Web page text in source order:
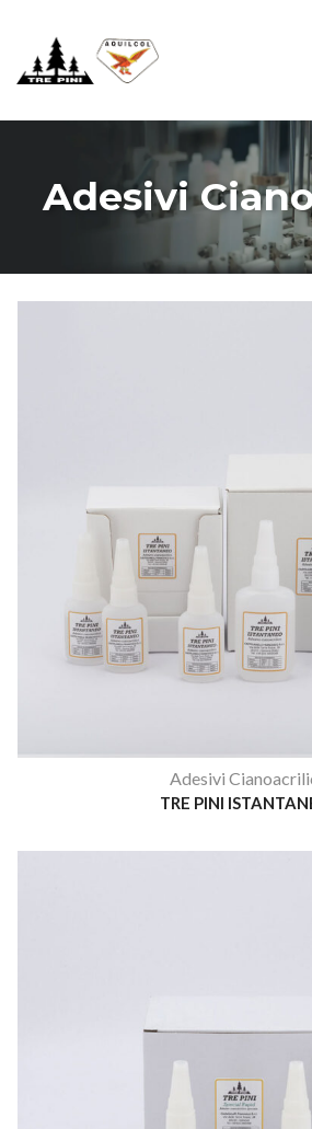
Adesivi
Adesivi
TRE PINI